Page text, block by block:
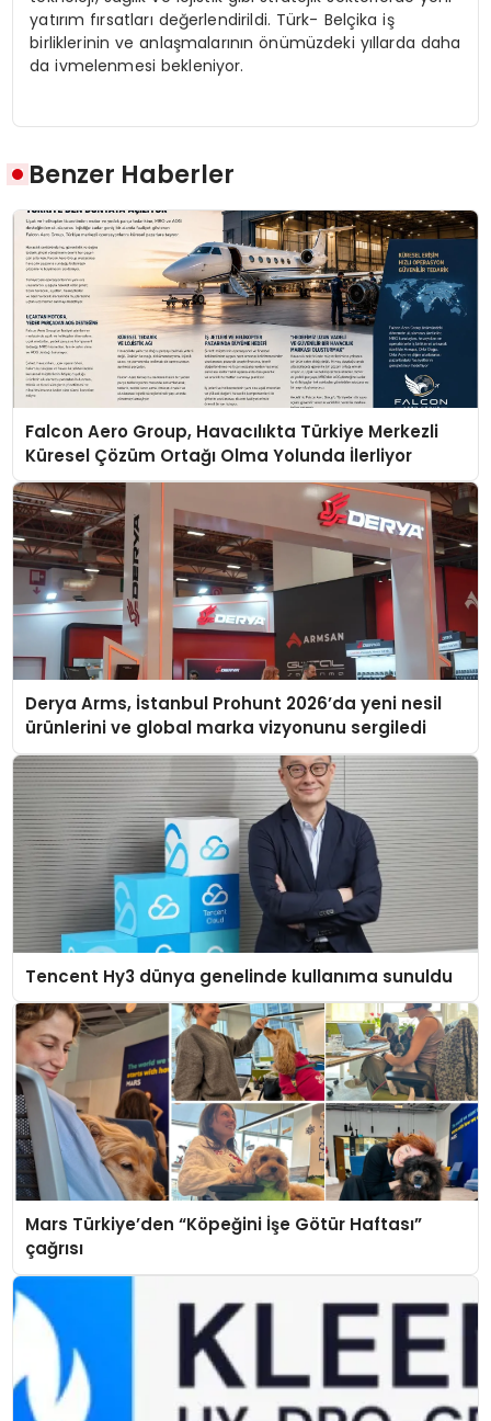
yatırım fırsatları değerlendirildi. Türk- Belçika iş
birliklerinin ve anlaşmalarının önümüzdeki yıllarda daha
da ivmelenmesi bekleniyor.
Benzer Haberler
Falcon Aero Group, Havacılıkta Türkiye Merkezli
Küresel Çözüm Ortağı Olma Yolunda İlerliyor
Derya Arms, İstanbul Prohunt 2026’da yeni nesil
ürünlerini ve global marka vizyonunu sergiledi
Tencent Hy3 dünya genelinde kullanıma sunuldu
Mars Türkiye’den “Köpeğini İşe Götür Haftası”
çağrısı